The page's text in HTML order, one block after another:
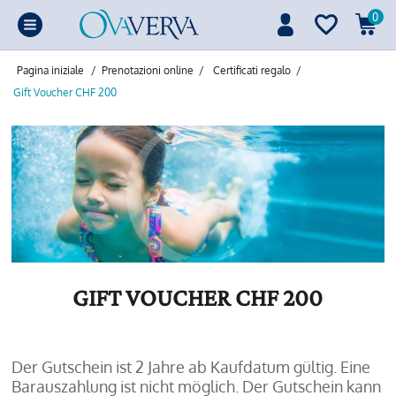
0
Pagina iniziale / Prenotazioni online / Certificati regalo /
Gift Voucher CHF 200
GIFT VOUCHER CHF 200
Der Gutschein ist 2 Jahre ab Kaufdatum gültig. Eine
Barauszahlung ist nicht möglich. Der Gutschein kann